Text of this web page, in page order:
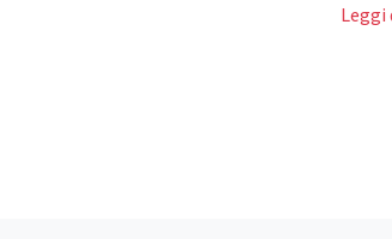
Leggi